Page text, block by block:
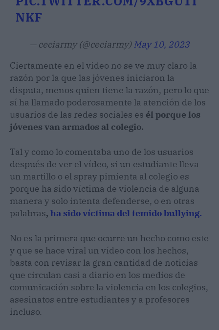
NKF
— ceciarmy (@ceciarmy) May 10, 2023
Ciertamente en el video no se ve muy claro la
razón por la que las jóvenes iniciaron la
disputa, menos quien tiene la razón, pero lo que
sí ha llamado poderosamente la atención de los
usuarios de las redes sociales es él porque los
jóvenes van armados al colegio.
Tal y como lo comentaba uno de los usuarios
después de ver el vídeo, si un estudiante lleva
un martillo o el spray pimienta al colegio es
porque ha sido víctima de violencia de alguna
manera y solo intenta defenderse, o en otras
palabras, ha sido víctima del temido bullying.
No es la primera que ocurre un hecho como este
y que se hace viral un vídeo con los hechos,
basta con revisar la gran cantidad de noticias
que circulan casi a diario en los medios de
comunicación sobre la violencia en los colegios,
asesinatos entre estudiantes y a profesores
incluso.